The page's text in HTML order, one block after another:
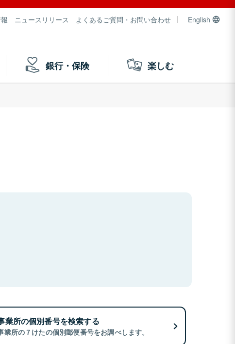
ニュースリリース よくあるご質問・お問い合わせ English
銀行・保険 楽しむ
業所の個別番号を検索する
業所の７けたの個別郵便番号をお調べします。